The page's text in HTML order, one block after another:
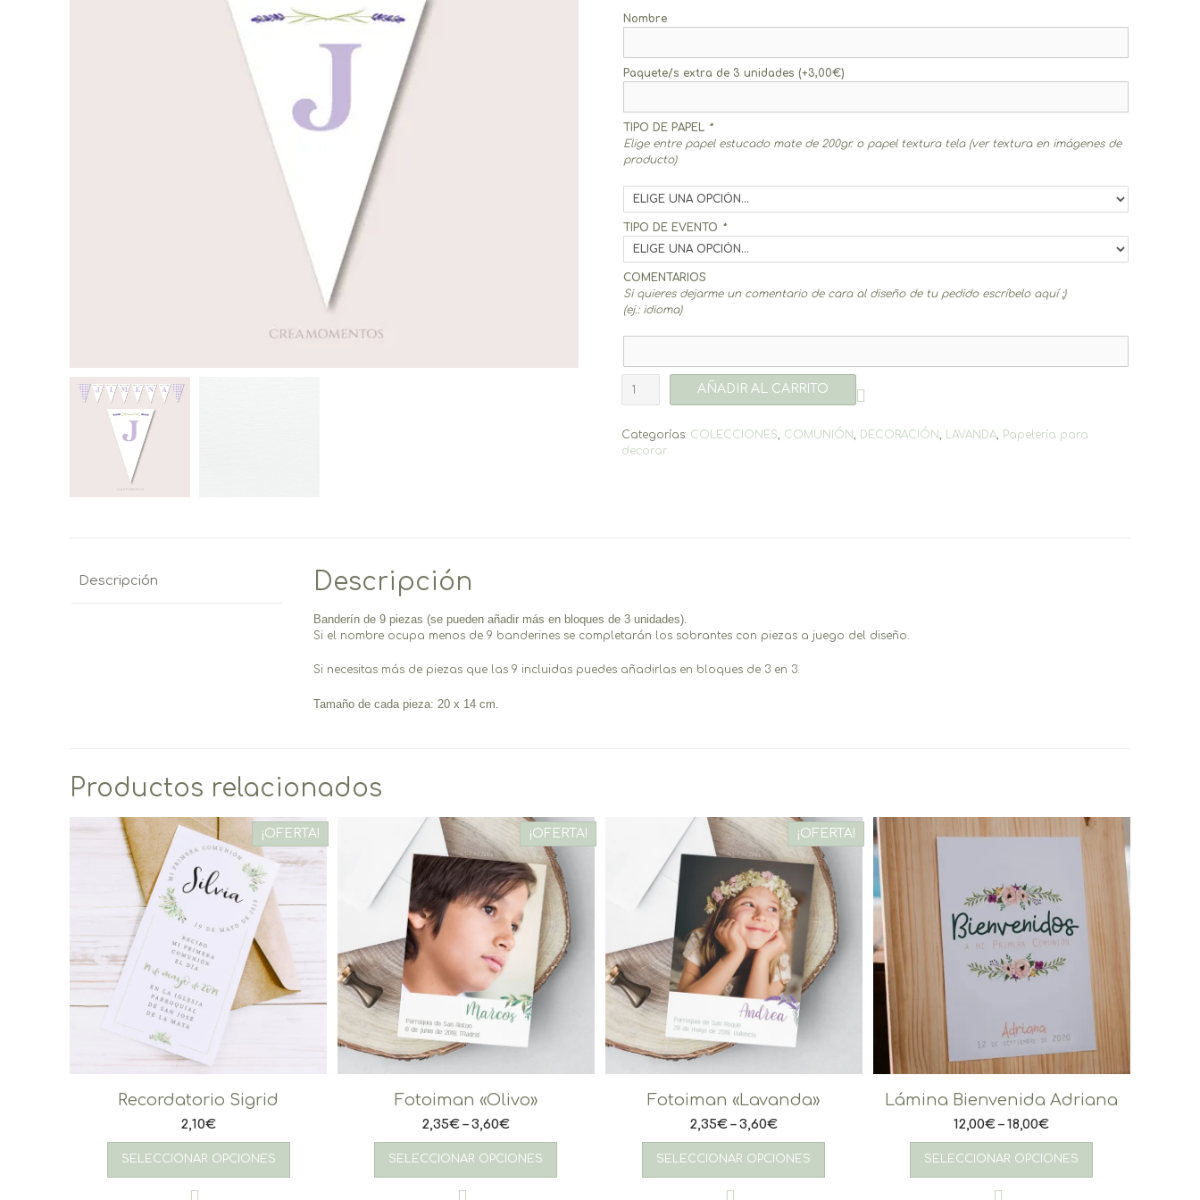
Nombre
Paquete/s extra de 3 unidades (+3,00€)
TIPO DE PAPEL *
Elige entre papel estucado mate de 200gr. o papel textura tela (ver textura en imágenes de
producto)
TIPO DE EVENTO *
COMENTARIOS
Si quieres dejarme un comentario de cara al diseño de tu pedido escríbelo aquí ;)
(ej.: idioma)
Lavanda
AÑADIR AL CARRITO
Categorías: COLECCIONES, COMUNIÓN, DECORACIÓN, LAVANDA, Papelería para
decorar
Descripción Descripción
Banderín de 9 piezas (se pueden añadir más en bloques de 3 unidades).
Si el nombre ocupa menos de 9 banderines se completarán los sobrantes con piezas a juego del diseño.
Si necesitas más de piezas que las 9 incluidas puedes añadirlas en bloques de 3 en 3.
Tamaño de cada pieza: 20 x 14 cm.
Productos relacionados
¡OFERTA!
Recordatorio Sigrid
2,10€
SELECCIONAR OPCIONES
¡OFERTA!
Fotoiman «Olivo»
2,35€–3,60€
SELECCIONAR OPCIONES
Este
¡OFERTA!
Fotoiman «Lavanda»
2,35€–3,60€
SELECCIONAR OPCIONES
Este
Lámina Bienvenida Adriana
12,00€–18,00€
SELECCIONAR OPCIONES
Este